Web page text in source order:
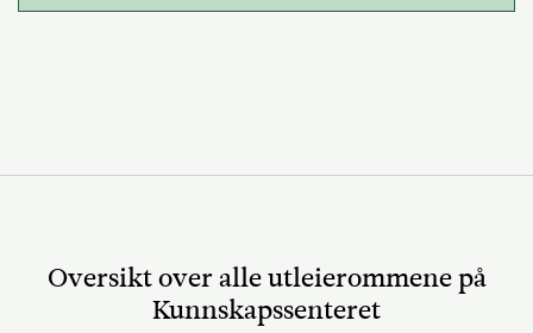
Oversikt over alle utleierommene på
Kunnskapssenteret